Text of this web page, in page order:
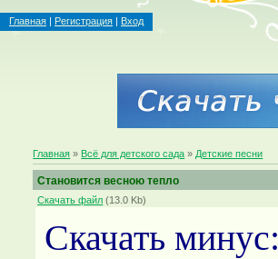
Главная | Регистрация | Вход
Главная » Всё для детского сада » Детские песни
Становится весною тепло
Скачать файл (13.0 Kb)
Скачать минус: